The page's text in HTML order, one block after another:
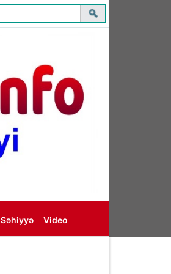
Səhiyyə Video